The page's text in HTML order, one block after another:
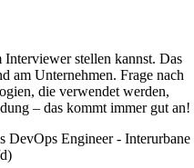
stellen kannst. Das
am Unternehmen. Frage nach
die verwendet werden,
– das kommt immer gut an!
DevOps Engineer - Interurbane